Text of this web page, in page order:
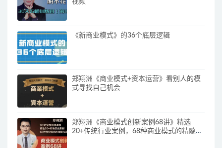
《新商业模式》的36个底层逻辑
郑翔洲《商业模式+资本运营》看别人的模
式寻找自己机会
郑翔洲《商业模式创新案例68讲》精选
20+传统行业案例，68种商业模式的精髓与